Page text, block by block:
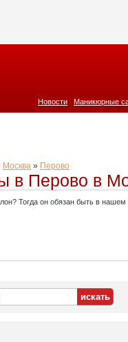
Новости Маникюрные
Москва » Перово
в Перово в
Тогда он обязан быть в нашем